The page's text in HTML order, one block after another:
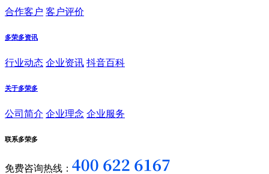
合作客户 客户评价
多荣多资讯
行业动态 企业资讯 抖音百科
关于多荣多
公司简介 企业理念 企业服务
联系多荣多
免费咨询热线：